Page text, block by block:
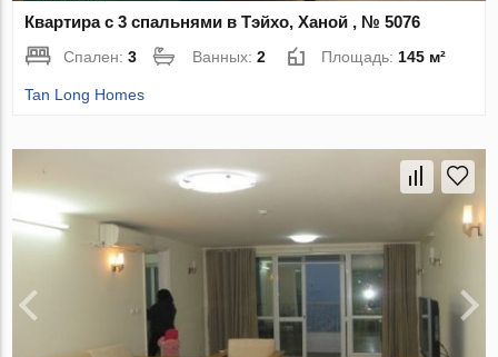
Квартира с 3 спальнями в Тэйхо, Ханой , № 5076
Спален:3 Ванных:2 Площадь: 145 м²
Tan Long Homes